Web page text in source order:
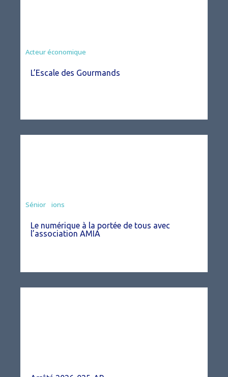
Acteur économique
L’Escale des Gourmands
Associations
Sénior
Le numérique à la portée de tous avec
l’association AMIA